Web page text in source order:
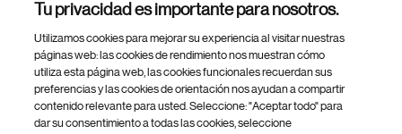
Footer Site Search
Tu privacidad es importante para nosotros.
Utilizamos cookies para mejorar su experiencia al visitar nuestras
páginas web: las cookies de rendimiento nos muestran cómo
utiliza esta página web, las cookies funcionales recuerdan sus
preferencias y las cookies de orientación nos ayudan a compartir
contenido relevante para usted. Seleccione: "Aceptar todo" para
dar su consentimiento a todas las cookies, seleccione